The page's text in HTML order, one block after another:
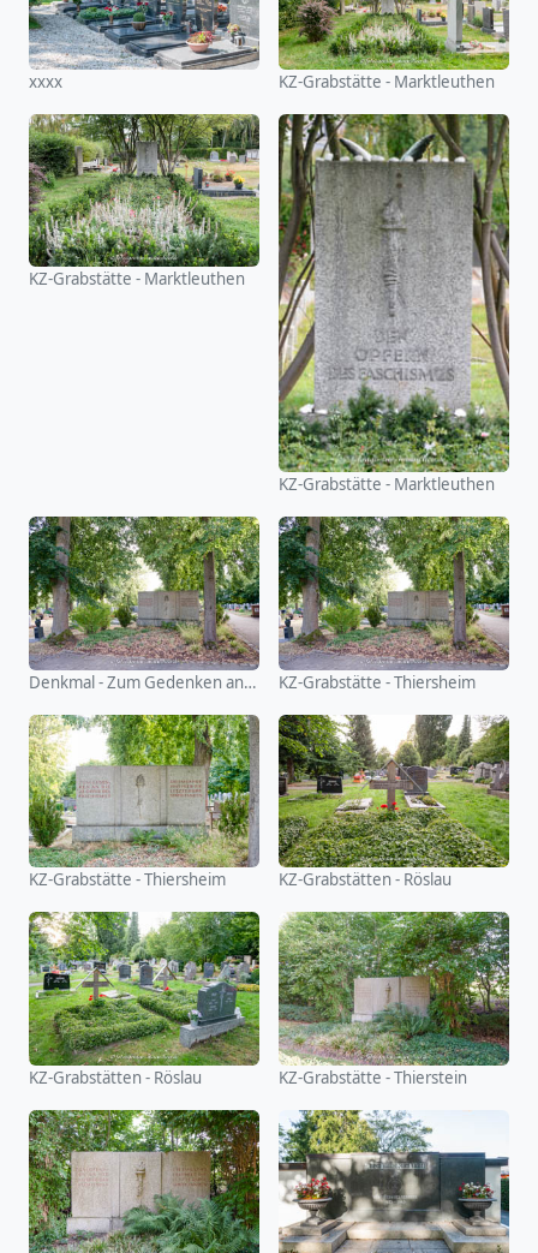
xxxx KZ-Grabstätte - Marktleuthen
KZ-Grabstätte - Marktleuthen
KZ-Grabstätte - Marktleuthen
Denkmal - Zum Gedenken an die Opfer des Faschismus KZ-Grabstätte - Thiersheim
KZ-Grabstätte - Thiersheim KZ-Grabstätten - Röslau
KZ-Grabstätten - Röslau KZ-Grabstätte - Thierstein